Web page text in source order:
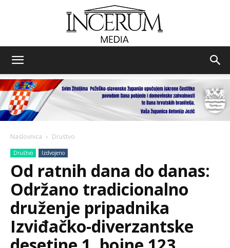
media
Naslovnica Društvo
Društvo Izdvojeno
Od ratnih dana do danas:
Održano tradicionalno
druženje pripadnika
Izviđačko-diverzantske